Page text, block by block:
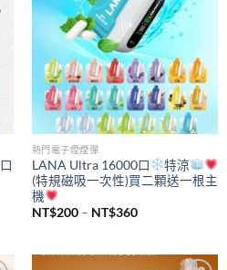
口
熱門電子煙煙彈
LANA Ultra 16000口
特涼
(特規磁吸一次性)買二顆送一根主
機
NT$200 – NT$360價
NT$200